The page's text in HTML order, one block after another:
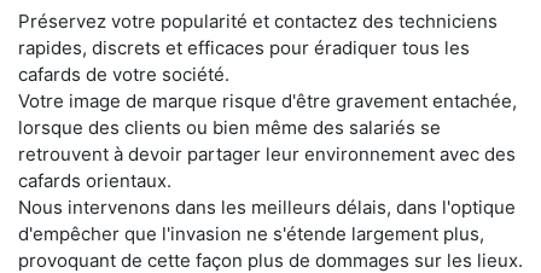
Préservez votre popularité et contactez des techniciens
rapides, discrets et efficaces pour éradiquer tous les
cafards de votre société.
Votre image de marque risque d'être gravement entachée,
lorsque des clients ou bien même des salariés se
retrouvent à devoir partager leur environnement avec des
cafards orientaux.
Nous intervenons dans les meilleurs délais, dans l'optique
d'empêcher que l'invasion ne s'étende largement plus,
provoquant de cette façon plus de dommages sur les lieux.